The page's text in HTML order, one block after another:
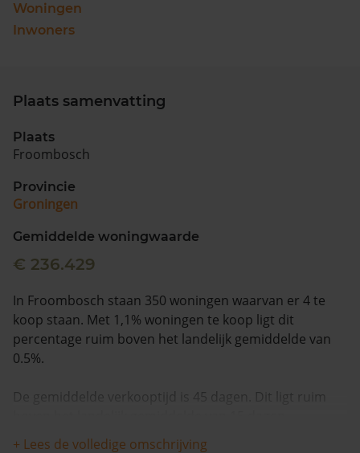
Zoek een woning
088 220 4200
Maandag t/m vrijdag - 08:00 -18:00
Woningen
Inwoners
Plaats samenvatting
Plaats
Froombosch
Provincie
Groningen
Gemiddelde woningwaarde
€ 236.429
In Froombosch staan 350 woningen waarvan er 4 te
koop staan. Met 1,1% woningen te koop ligt dit
percentage ruim boven het landelijk gemiddelde van
0.5%.
De gemiddelde verkooptijd is 45 dagen. Dit ligt ruim
+ Lees de volledige omschrijving